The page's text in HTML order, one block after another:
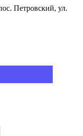
Петровский, ул.